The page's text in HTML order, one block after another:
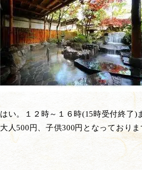
はい。１２時～１６時(15時受付終了)
大人500円、子供300円となっておりま